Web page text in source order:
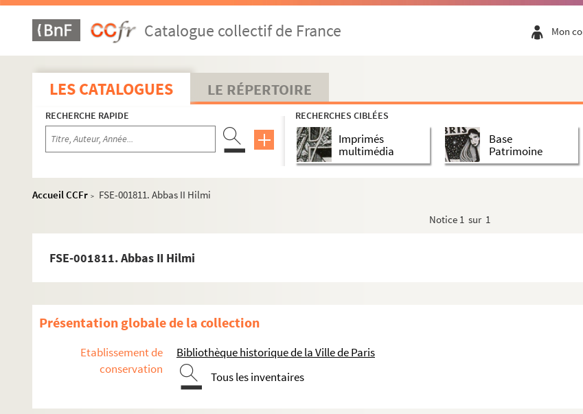
Catalogue collectif de France Mon
LES CATALOGUES LE RÉPERTOIRE
RECHERCHE RAPIDE RECHERCHES CIBLÉES
Imprimés
multimédia
Base
Patrimoine
Accueil CCFr >
FSE-001811. Abbas II Hilmi
Notice 1 sur 1
FSE-001811. Abbas II Hilmi
Présentation globale de la collection
Etablissement de
conservation
Bibliothèque historique de la Ville de Paris
Tous les inventaires
FSE-001804. Aaron, Jean-Claude